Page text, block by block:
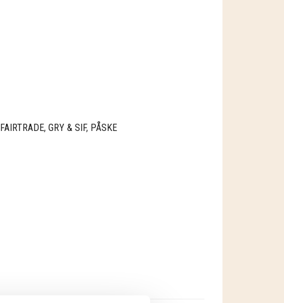
FAIRTRADE, GRY & SIF, PÅSKE